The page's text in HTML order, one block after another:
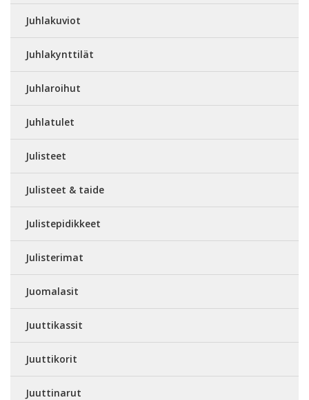
Juhlakuviot
Juhlakynttilät
Juhlaroihut
Juhlatulet
Julisteet
Julisteet & taide
Julistepidikkeet
Julisterimat
Juomalasit
Juuttikassit
Juuttikorit
Juuttinarut